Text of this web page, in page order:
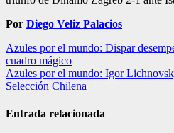
Por Diego Veliz Palacios
Navegación
de
entradas
Azules por el mundo: Dispar
cuadro mágico
Azules por el mundo: Igor
Selección Chilena
Entrada relacionada